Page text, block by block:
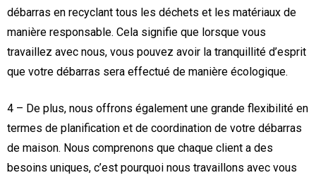
débarras en recyclant tous les déchets et les matériaux de
manière responsable. Cela signifie que lorsque vous
travaillez avec nous, vous pouvez avoir la tranquillité d’esprit
que votre débarras sera effectué de manière écologique.
4 – De plus, nous offrons également une grande flexibilité en
termes de planification et de coordination de votre débarras
de maison. Nous comprenons que chaque client a des
besoins uniques, c’est pourquoi nous travaillons avec vous